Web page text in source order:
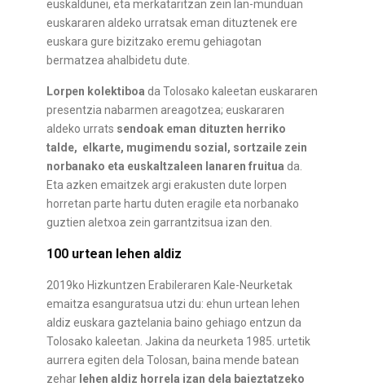
euskaldunei, eta merkataritzan zein lan-munduan
euskararen aldeko urratsak eman dituztenek ere
euskara gure bizitzako eremu gehiagotan
bermatzea ahalbidetu dute.
Lorpen kolektiboa da Tolosako kaleetan euskararen
presentzia nabarmen areagotzea; euskararen
aldeko urrats sendoak eman dituzten herriko
talde, elkarte, mugimendu sozial, sortzaile zein
norbanako eta euskaltzaleen lanaren fruitua da.
Eta azken emaitzek argi erakusten dute lorpen
horretan parte hartu duten eragile eta norbanako
guztien aletxoa zein garrantzitsua izan den.
100 urtean lehen aldiz
2019ko Hizkuntzen Erabileraren Kale-Neurketak
emaitza esanguratsua utzi du: ehun urtean lehen
aldiz euskara gaztelania baino gehiago entzun da
Tolosako kaleetan. Jakina da neurketa 1985. urtetik
aurrera egiten dela Tolosan, baina mende batean
zehar lehen aldiz horrela izan dela baieztatzeko